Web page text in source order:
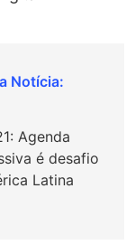
Agenda
é desafio
Latina